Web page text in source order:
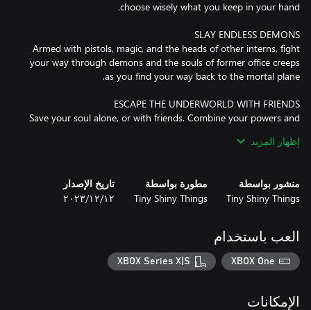
Armed with pistols, magic, and the heads of other interns, fight
your way through demons and the souls of former office creeps
Save your soul alone, or with friends. Combine your powers and
keycards to ascend the elevator in the Escape mode (Story mode
إظهار المزيد
منشور بواسطة
Tiny Shiny Things
مطورة بواسطة
Tiny Shiny Things
تاريخ الإصدار
١٢‏/١٢‏/٢٠٢٣
العب باستخدام
XBOX One
XBOX Series X|S
الإمكانات